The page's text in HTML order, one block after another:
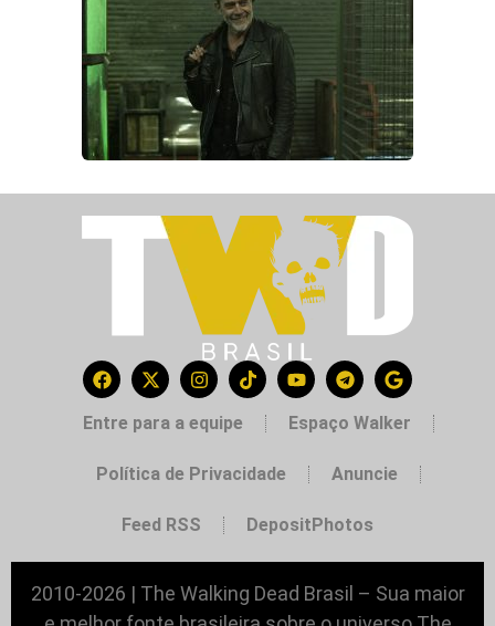
Entre para a equipe Espaço Walker
Política de Privacidade Anuncie
Feed RSS DepositPhotos
2010-2026 | The Walking Dead Brasil – Sua maior